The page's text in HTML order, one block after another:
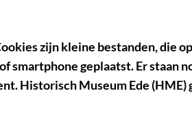
zijn kleine bestanden, die
smartphone geplaatst. Er staan
Historisch Museum Ede